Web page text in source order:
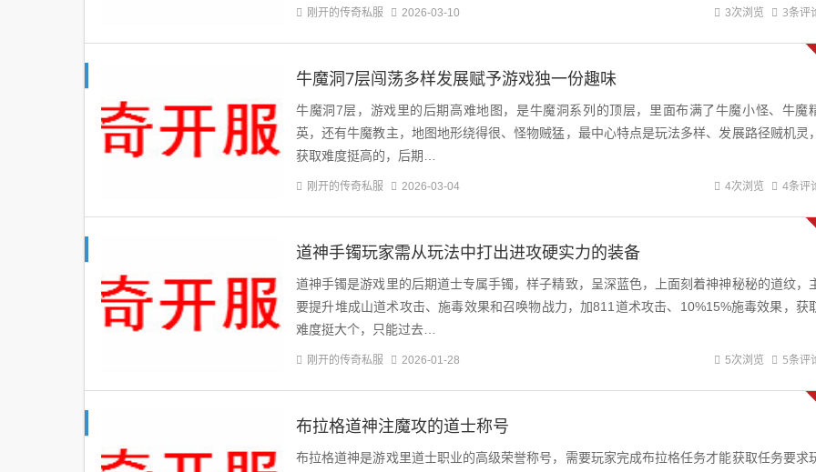
刚开的传奇私服 2026-03-10 3次浏览 3条评
牛魔洞7层闯荡多样发展赋予游戏独一份趣味
牛魔洞7层，游戏里的后期高难地图，是牛魔洞系列的顶层，里面布满了牛魔小怪、牛魔
英，还有牛魔教主，地图地形绕得很、怪物贼猛，最中心特点是玩法多样、发展路径贼机灵，
获取难度挺高的，后期…
刚开的传奇私服 2026-03-04 4次浏览 4条评
道神手镯玩家需从玩法中打出进攻硬实力的装备
道神手镯是游戏里的后期道士专属手镯，样子精致，呈深蓝色，上面刻着神神秘秘的道纹，
要提升堆成山道术攻击、施毒效果和召唤物战力，加811道术攻击、10%15%施毒效果，获
难度挺大个，只能过去…
刚开的传奇私服 2026-01-28 5次浏览 5条评
布拉格道神注魔攻的道士称号
布拉格道神是游戏里道士职业的高级荣誉称号，需要玩家完成布拉格任务才能获取任务要求